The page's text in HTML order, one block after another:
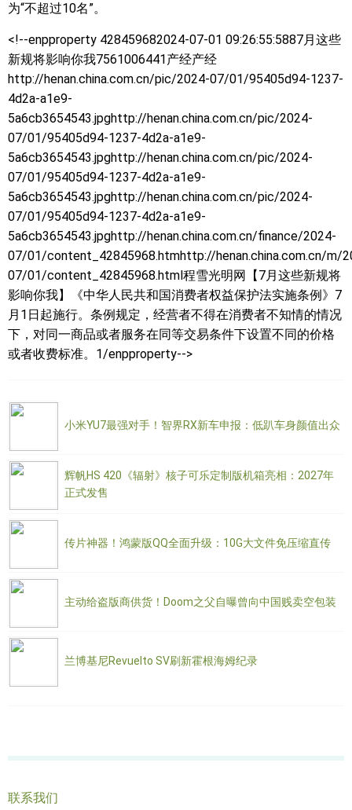
为“不超过10名”。
<!--enpproperty 428459682024-07-01 09:26:55:5887月这些
新规将影响你我7561006441产经产经
http://henan.china.com.cn/pic/2024-07/01/95405d94-1237-
4d2a-a1e9-
5a6cb3654543.jpghttp://henan.china.com.cn/pic/2024-
07/01/95405d94-1237-4d2a-a1e9-
5a6cb3654543.jpghttp://henan.china.com.cn/pic/2024-
07/01/95405d94-1237-4d2a-a1e9-
5a6cb3654543.jpghttp://henan.china.com.cn/pic/2024-
07/01/95405d94-1237-4d2a-a1e9-
5a6cb3654543.jpghttp://henan.china.com.cn/finance/2024-
07/01/content_42845968.htmhttp://henan.china.com.cn/m/
07/01/content_42845968.html程雪光明网【7月这些新规将
影响你我】《中华人民共和国消费者权益保护法实施条例》7
月1日起施行。条例规定，经营者不得在消费者不知情的情况
下，对同一商品或者服务在同等交易条件下设置不同的价格
或者收费标准。1/enpproperty-->
小米YU7最强对手！智界RX新车申报：低趴车身颜值出众
辉帆HS 420《辐射》核子可乐定制版机箱亮相：2027年
正式发售
传片神器！鸿蒙版QQ全面升级：10G大文件免压缩直传
主动给盗版商供货！Doom之父自曝曾向中国贱卖空包装
兰博基尼Revuelto SV刷新霍根海姆纪录
联系我们